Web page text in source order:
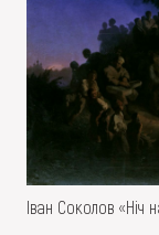
Іван Соколов «Ніч